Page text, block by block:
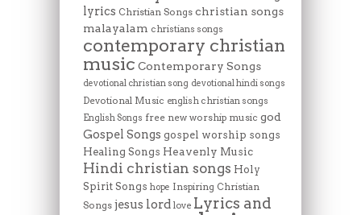
lyrics Christian Songs christian songs
malayalam christians songs
contemporary christian
music Contemporary Songs
devotional christian song devotional hindi songs
Devotional Music english christian songs
English Songs free new worship music god
Gospel Songs gospel worship songs
Healing Songs Heavenly Music
Hindi christian songs Holy
Spirit Songs hope Inspiring Christian
Songs jesus lord love Lyrics and